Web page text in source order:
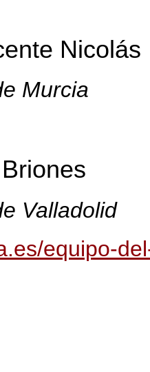
Nicolás
Murcia
Valladolid
equipo-